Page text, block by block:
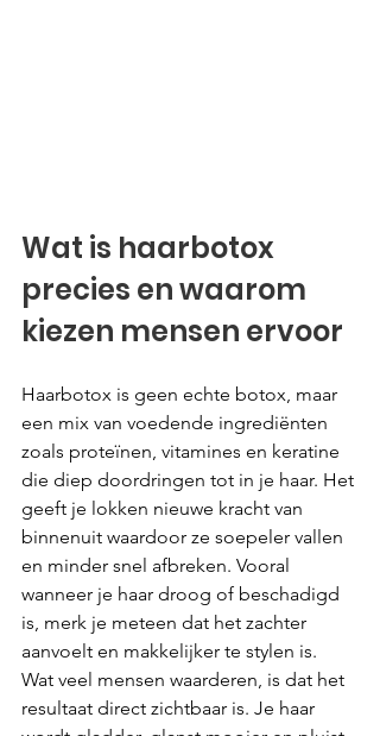
Wat is haarbotox
precies en waarom
kiezen mensen ervoor
Haarbotox is geen echte botox, maar
een mix van voedende ingrediënten
zoals proteïnen, vitamines en keratine
die diep doordringen tot in je haar. Het
geeft je lokken nieuwe kracht van
binnenuit waardoor ze soepeler vallen
en minder snel afbreken. Vooral
wanneer je haar droog of beschadigd
is, merk je meteen dat het zachter
aanvoelt en makkelijker te stylen is.
Wat veel mensen waarderen, is dat het
resultaat direct zichtbaar is. Je haar